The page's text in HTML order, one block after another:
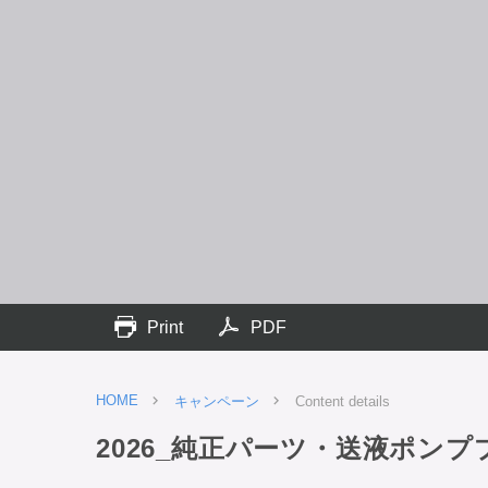
Print PDF
HOME キャンペーン Content details
2026_純正パーツ・送液ポン